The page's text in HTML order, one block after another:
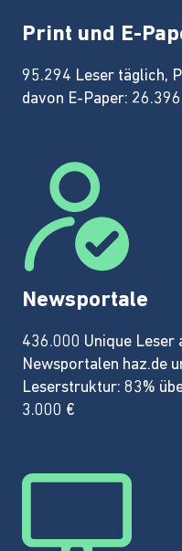
Print und E-
95.294 Leser täglich,
davon E-Paper:
Newsportale
436.000 Unique Leser
Newsportalen haz.de
Leserstruktur: 83%
3.000 €